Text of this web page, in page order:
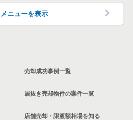
メニューを表示
売却成功事例一覧
居抜き売却物件の案件一覧
店舗売却・譲渡額相場を知る